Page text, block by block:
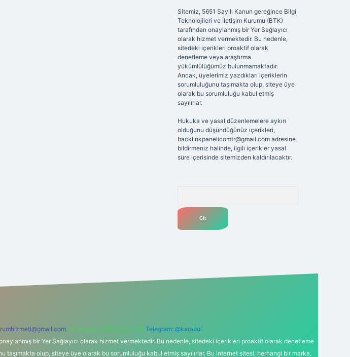
Sitemiz, 5651 Sayılı Kanun gereğince Bilgi
Teknolojileri ve İletişim Kurumu (BTK)
tarafından onaylanmış bir Yer Sağlayıcı
olarak hizmet vermektedir. Bu nedenle,
sitedeki içerikleri proaktif olarak
denetleme veya araştırma
yükümlülüğümüz bulunmamaktadır.
Ancak, üyelerimiz yazdıkları içeriklerin
sorumluluğunu taşımakta olup, siteye üye
olarak bu sorumluluğu kabul etmiş
sayılırlar.
Hukuka ve yasal düzenlemelere aykırı
olduğunu düşündüğünüz içerikleri,
backlinkpanelicomtr@gmail.comadresine
bildirmeniz halinde, ilgili içerikler yasal
süre içerisinde sitemizden kaldırılacaktır.
Whatsapp: 0262 606 0 726 Telegram: @karabul
bir Yer Sağlayıcı olarak hizmet vermektedir. Bu nedenle, sitedeki içerikleri proaktif olarak denetleme
olup, siteye üye olarak bu sorumluluğu kabul etmiş sayılırlar. Bu internet sitesi, herhangi bir marka,